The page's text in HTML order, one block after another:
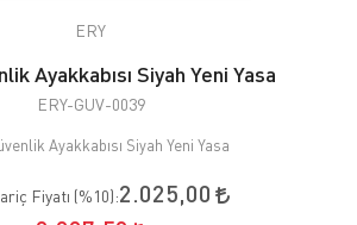
ERY
Ayakkabısı Siyah Yeni Yasa
ERY-GUV-0039
Ayakkabısı Siyah Yeni Yasa
Fiyatı (%10):2.025,00